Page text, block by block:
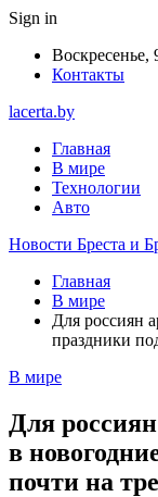
Sign in
Воскресенье,
Контакты
lacerta.by
Главная
В мире
Технологии
Авто
Новости Бреста и
Главная
В мире
Для россиян
праздники
В мире
Для
в
почти на